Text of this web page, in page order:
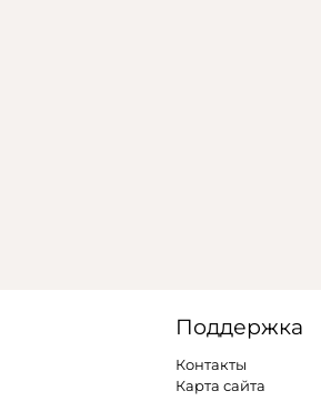
Поддержка
Контакты
Карта сайта